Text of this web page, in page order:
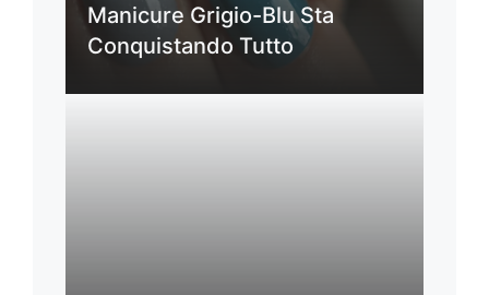
Manicure Grigio-Blu Sta
Conquistando Tutto